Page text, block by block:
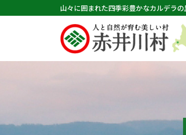
山々に囲まれた四季彩豊かなカルデラの